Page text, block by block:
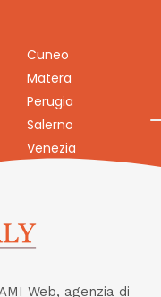
Cuneo
Matera
Perugia
Salerno
Venezia
Web, agenzia di